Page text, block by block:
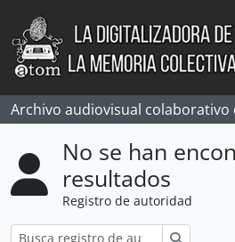
Skip to main content
Archivo audiovisual colaborativo
No se han
resultados
Registro de autoridad